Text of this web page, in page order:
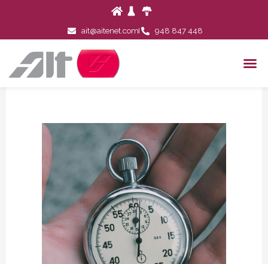
ait@aitenet.com 948 847 448